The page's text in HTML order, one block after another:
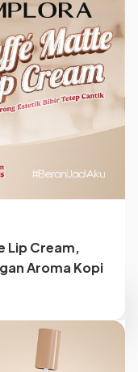
Lip Cream,
Aroma Kopi